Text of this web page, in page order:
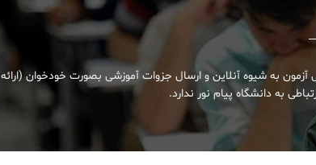
به شیوه آنلاین و ارسال جزوات آموزشی بصورت خودخوان (ارائه
به دانشگاه پیام نور ندارد.